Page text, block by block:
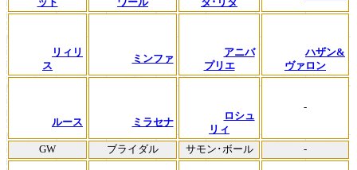
リィリ
ス
ミンファ
アニバ
プリエ
ハザン&
ヴァロン
ルース ミラセナ
ロシュ
リィ
-
GW ブライダル サモン･ボール -